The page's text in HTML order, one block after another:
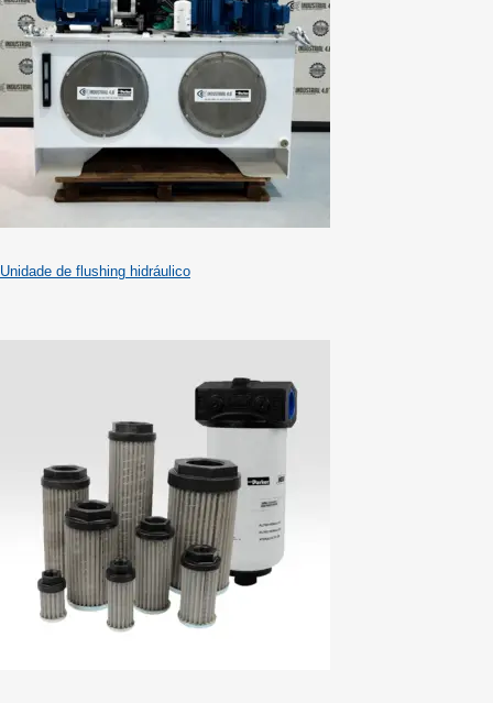
Unidade de flushing hidráulico